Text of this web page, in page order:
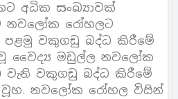
අධික සංඛ්‍යාවක්
නවලෝක රෝහලට
පළමු වකුගඩු බද්ධ කිරීමේ
වෛද්‍ය මඩුල්ල නවලෝක
වැනි වකුගඩු බද්ධ කිරීමේ
වූහ. නවලෝක රෝහල විසින්